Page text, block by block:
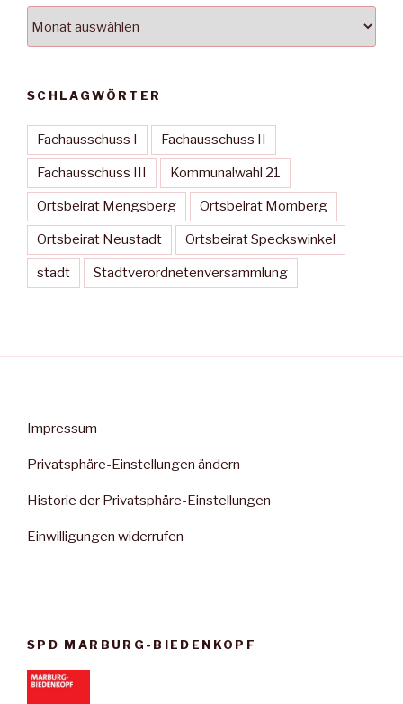
SCHLAGWÖRTER
Fachausschuss I Fachausschuss II
Fachausschuss III Kommunalwahl 21
Ortsbeirat Mengsberg Ortsbeirat Momberg
Ortsbeirat Neustadt Ortsbeirat Speckswinkel
stadt Stadtverordnetenversammlung
Impressum
Privatsphäre-Einstellungen ändern
Historie der Privatsphäre-Einstellungen
Einwilligungen widerrufen
SPD MARBURG-BIEDENKOPF